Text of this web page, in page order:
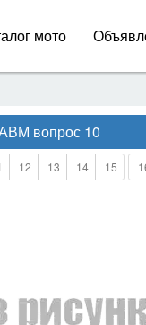
мото
вопрос 10
12 13 14 15